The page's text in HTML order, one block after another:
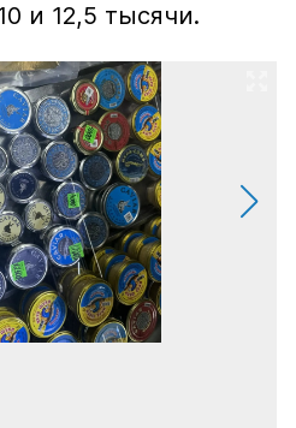
и 12,5 тысячи.